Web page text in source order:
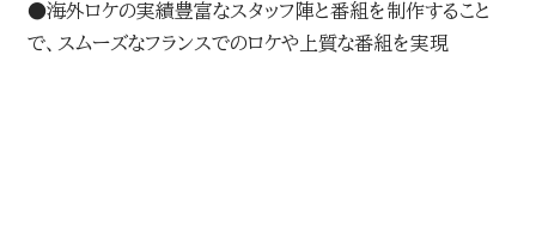
●海外ロケの実績豊富なスタッフ陣と番組を制作すること
で、スムーズなフランスでのロケや上質な番組を実現